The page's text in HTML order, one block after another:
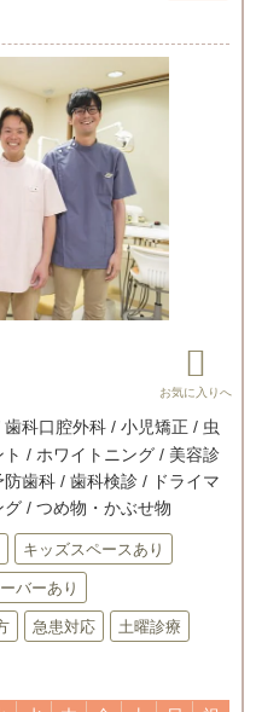
科口腔外科 / 小児矯正 / 虫
/ ホワイトニング / 美容診
歯科 / 歯科検診 / ドライマ
/ つめ物・かぶせ物
キッズスペースあり
バーあり
急患対応 土曜診療